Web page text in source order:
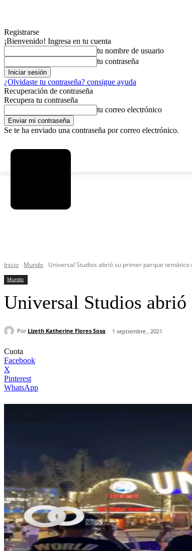
Registrarse
¡Bienvenido! Ingresa en tu cuenta
tu nombre de usuario
tu contraseña
¿Olvidaste tu contraseña? consigue ayuda
Recuperación de contraseña
Recupera tu contraseña
tu correo electrónico
Se te ha enviado una contraseña por correo electrónico.
Inicio Mundo Universal Studios abrió su primer parque temático
Mundo
Universal Studios
Por Lizeth Katherine Flores Sosa 1 septiembre , 2021
Cuota
Facebook
X
Pinterest
WhatsApp